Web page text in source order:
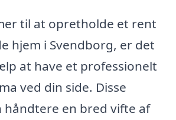
til at opretholde et rent
hjem i Svendborg, er det
at have et professionelt
ved din side. Disse
håndtere en bred vifte af